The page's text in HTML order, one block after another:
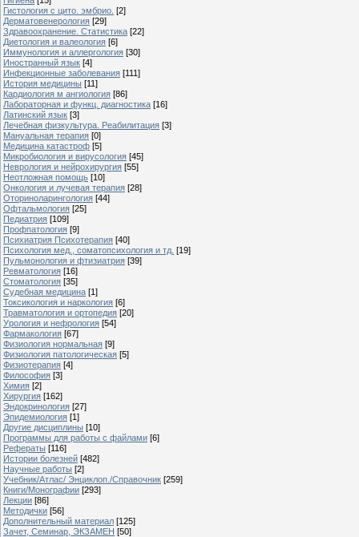
Гистология с цито. эмбрио. [2]
Дерматовенерология [29]
Здравоохранение. Статистика [22]
Диетология и валеология [6]
Иммунология и аллергология [30]
Иностранный язык [4]
Инфекционные заболевания [111]
История медицины [11]
Кардиология м ангиология [86]
Лабораторная и функц. диагностика [16]
Латинский язык [3]
Лечебная физкультура. Реабилитация [3]
Мануальная терапия [0]
Медицина катастроф [5]
Микробиология и вирусология [45]
Неврология и нейрохирургия [55]
Неотложная помощь [10]
Онкология и лучевая терапия [28]
Оториноларингология [44]
Офтальмология [25]
Педиатрия [109]
Профпатология [9]
Психиатрия Психотерапия [40]
Психология мед., соматопсихология и тд. [19]
Пульмонология и фтизиатрия [39]
Ревматология [16]
Стоматология [35]
Судебная медицина [1]
Токсикология и наркология [6]
Травматология и ортопедия [20]
Урология и нефрология [54]
Фармакология [67]
Физиология нормальная [9]
Физиология патологическая [5]
Физиотерапия [4]
Философия [3]
Химия [2]
Хирургия [162]
Эндокринология [27]
Эпидемиология [1]
Другие дисциплины [10]
Программы для работы с файлами [6]
Рефераты [116]
Истории болезней [482]
Научные работы [2]
Учебник/Атлас/ Энциклоп./Справочник [259]
Книги/Монографии [293]
Лекции [86]
Методички [56]
Дополнительный материал [125]
Зачет, Семинар, ЭКЗАМЕН [50]